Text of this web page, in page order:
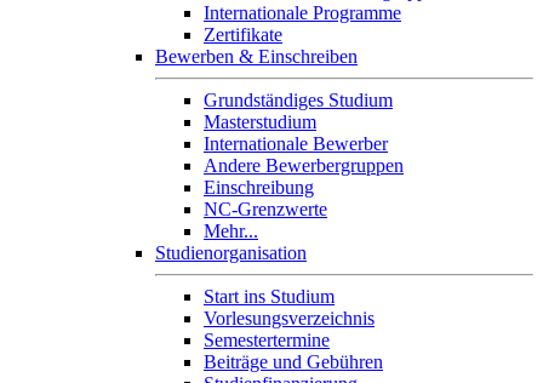
Internationale Programme
Zertifikate
Bewerben & Einschreiben
Grundständiges Studium
Masterstudium
Internationale Bewerber
Andere Bewerbergruppen
Einschreibung
NC-Grenzwerte
Mehr...
Studienorganisation
Start ins Studium
Vorlesungsverzeichnis
Semestertermine
Beiträge und Gebühren